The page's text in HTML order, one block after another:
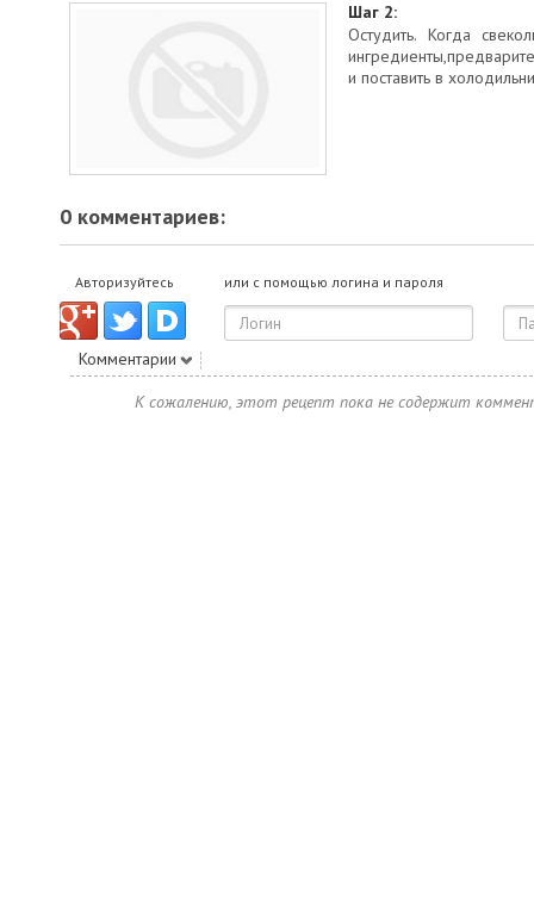
Шаг 2:
Остудить. Когда
и поставить в
0 комментариев:
Авторизуйтесь или с помощью логина и пароля
Комментарии
К сожалению, этот рецепт пока не содержит